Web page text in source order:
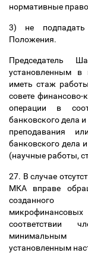
нормативные
3) не
Положения.
Председатель
установленным в
иметь стаж
совете
операции в
банковского дела
преподавания
банковского дела
(научные работы,
27. В случае
МКА вправе
созданного
соответствии
минимальным
установленным